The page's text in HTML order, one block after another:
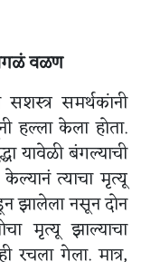
वळण
समर्थकांनी
हल्ला केला होता.
यावेळी बंगल्याची
त्याचा मृत्यू
झालेला नसून दोन
मृत्यू झाल्याचा
रचला गेला. मात्र,